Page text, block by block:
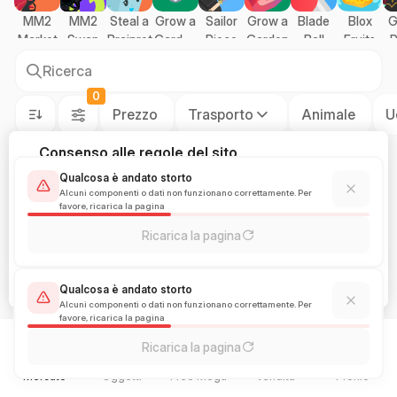
MM2
Market
MM2
Swap
Steal a
Brainrot
Grow a
Garden
Sailor
Piece
Grow a
Garden
Blade
Ball
Blox
Fruits
Ricerca
0
Prezzo Trasporto Animale
Early Access!
0.04 $
Consenso alle regole del sito
StarPets è una piattaforma indipendente non affiliata
a Roblox Corporation. Utilizzando il sito, accetti l'uso
dei cookie.
ACCETTA
Mercato Oggetti Free Mega Vendita Profilo
Qualcosa è andato storto
Alcuni componenti o dati non funzionano correttamente. Per
favore, ricarica la pagina
Ricarica la pagina
Qualcosa è andato storto
Alcuni componenti o dati non funzionano correttamente. Per
favore, ricarica la pagina
Ricarica la pagina